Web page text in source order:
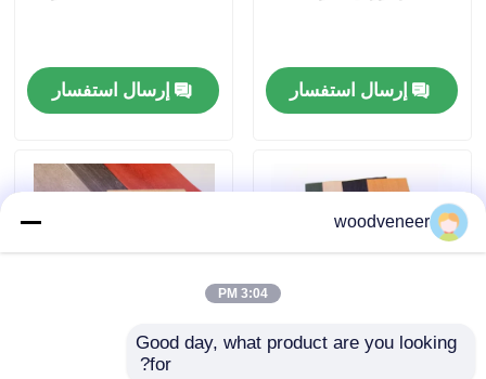
اتصل بنا
قشرة الخشب الطبيعي
إرسال استفسار إرسال استفسار
1.6 ملم الخشب الملون
woodveneer
3:04 PM
Good day, what product are you looking
for?